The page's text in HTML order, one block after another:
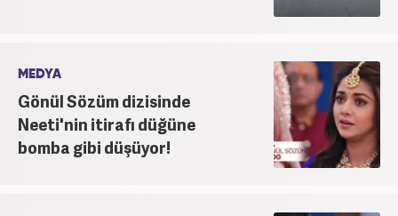
MEDYA
Gönül Sözüm dizisinde
Neeti'nin itirafı düğüne
bomba gibi düşüyor!